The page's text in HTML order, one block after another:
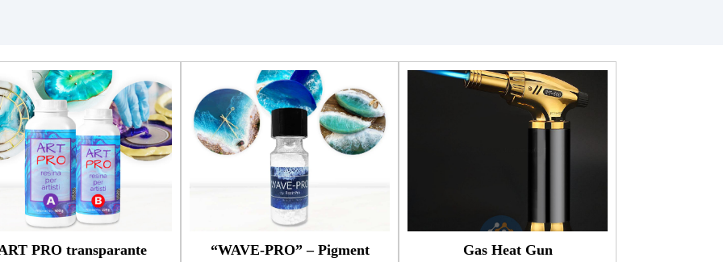
PRO transparante
“WAVE-PRO” – Pigment
Gas Heat Gun